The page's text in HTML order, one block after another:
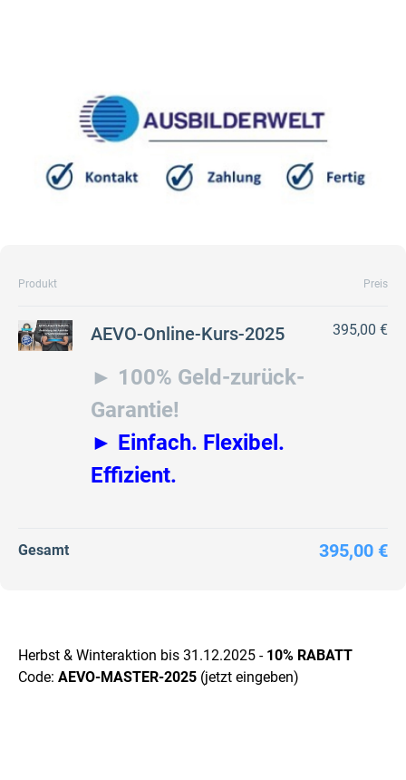
Produkt Preis
AEVO-Online-Kurs-2025
► 100% Geld-zurück-
Garantie!
► Einfach. Flexibel.
Effizient.
395,00 €
Gesamt 395,00 €
Herbst & Winteraktion bis 31.12.2025 - 10% RABATT
Code: AEVO-MASTER-2025 (jetzt eingeben)